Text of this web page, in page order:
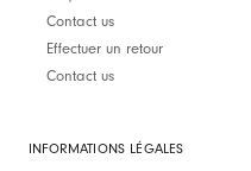
Contact us
Effectuer un retour
Contact us
INFORMATIONS LÉGALES